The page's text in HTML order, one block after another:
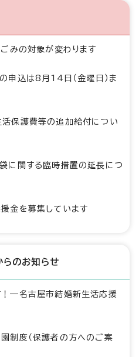
みの対象が変わります
申込は8月14日（金曜日）ま
保護費等の追加給付につい
に関する臨時措置の延長につ
金を募集しています
らのお知らせ
！―名古屋市結婚新生活応援
制度（保護者の方へのご案